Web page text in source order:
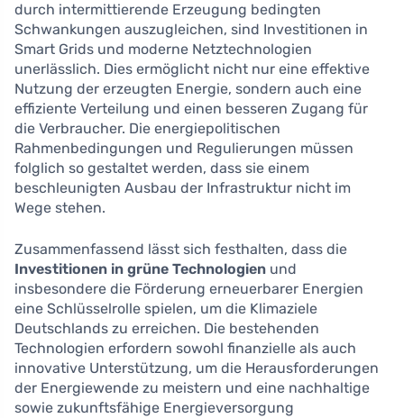
durch intermittierende Erzeugung bedingten
Schwankungen auszugleichen, sind Investitionen in
Smart Grids und moderne Netztechnologien
unerlässlich. Dies ermöglicht nicht nur eine effektive
Nutzung der erzeugten Energie, sondern auch eine
effiziente Verteilung und einen besseren Zugang für
die Verbraucher. Die energiepolitischen
Rahmenbedingungen und Regulierungen müssen
folglich so gestaltet werden, dass sie einem
beschleunigten Ausbau der Infrastruktur nicht im
Wege stehen.
Zusammenfassend lässt sich festhalten, dass die
Investitionen in grüne Technologien und
insbesondere die Förderung erneuerbarer Energien
eine Schlüsselrolle spielen, um die Klimaziele
Deutschlands zu erreichen. Die bestehenden
Technologien erfordern sowohl finanzielle als auch
innovative Unterstützung, um die Herausforderungen
der Energiewende zu meistern und eine nachhaltige
sowie zukunftsfähige Energieversorgung